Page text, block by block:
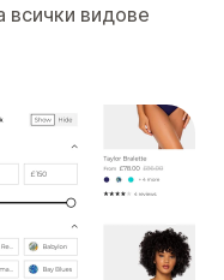
всички видове